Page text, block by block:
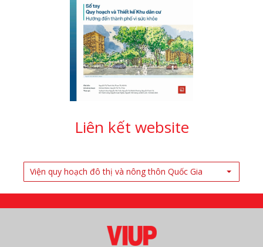
Liên kết website
Viện quy hoạch đô thị và nông thôn Quốc Gia